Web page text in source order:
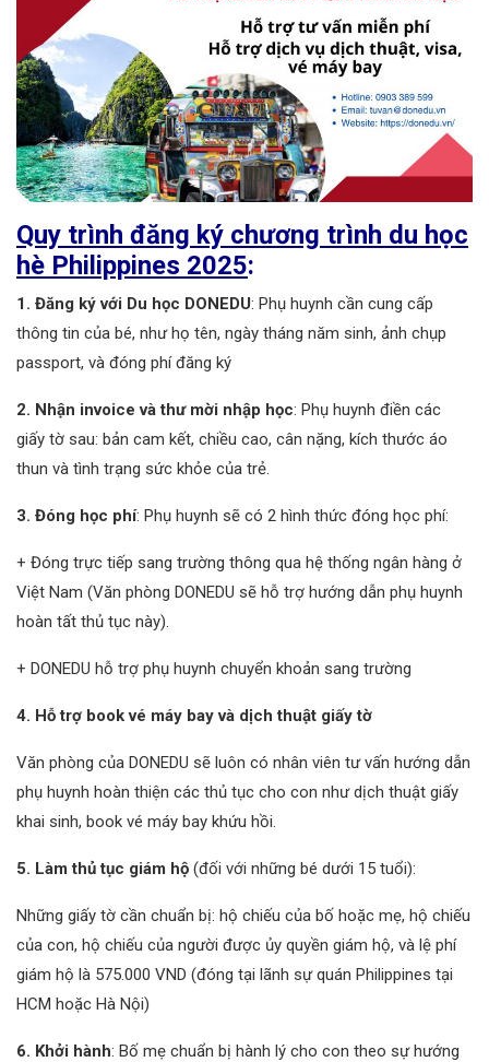
Quy trình đăng ký chương trình du học
hè Philippines 2025:
1. Đăng ký với Du học DONEDU: Phụ huynh cần cung cấp
thông tin của bé, như họ tên, ngày tháng năm sinh, ảnh chụp
passport, và đóng phí đăng ký
2. Nhận invoice và thư mời nhập học: Phụ huynh điền các
giấy tờ sau: bản cam kết, chiều cao, cân nặng, kích thước áo
thun và tình trạng sức khỏe của trẻ.
3. Đóng học phí: Phụ huynh sẽ có 2 hình thức đóng học phí:
+ Đóng trực tiếp sang trường thông qua hệ thống ngân hàng ở
Việt Nam (Văn phòng DONEDU sẽ hỗ trợ hướng dẫn phụ huynh
hoàn tất thủ tục này).
+ DONEDU hỗ trợ phụ huynh chuyển khoản sang trường
4. Hỗ trợ book vé máy bay và dịch thuật giấy tờ
Văn phòng của DONEDU sẽ luôn có nhân viên tư vấn hướng dẫn
phụ huynh hoàn thiện các thủ tục cho con như dịch thuật giấy
khai sinh, book vé máy bay khứu hồi.
5. Làm thủ tục giám hộ (đối với những bé dưới 15 tuổi):
Những giấy tờ cần chuẩn bị: hộ chiếu của bố hoặc mẹ, hộ chiếu
của con, hộ chiếu của người được ủy quyền giám hộ, và lệ phí
giám hộ là 575.000 VND (đóng tại lãnh sự quán Philippines tại
HCM hoặc Hà Nội)
6. Khởi hành: Bố mẹ chuẩn bị hành lý cho con theo sự hướng